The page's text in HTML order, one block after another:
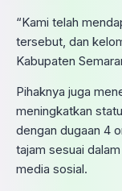
“Kami telah
tersebut, dan
Kabupaten
Pihaknya juga
meningkatkan
dengan dugaan 4
tajam sesuai
media sosial.